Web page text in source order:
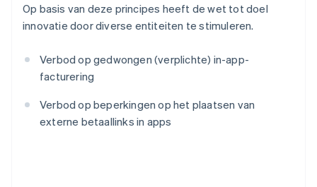
Op basis van deze principes heeft de wet tot doel
innovatie door diverse entiteiten te stimuleren.
Verbod op gedwongen (verplichte) in-app-
facturering
Verbod op beperkingen op het plaatsen van
externe betaallinks in apps